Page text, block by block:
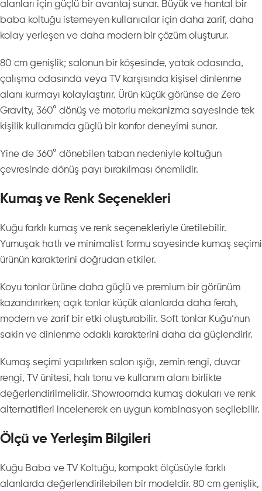
alanları için güçlü bir avantaj sunar. Büyük ve hantal bir
baba koltuğu istemeyen kullanıcılar için daha zarif, daha
kolay yerleşen ve daha modern bir çözüm oluşturur.
80 cm genişlik; salonun bir köşesinde, yatak odasında,
çalışma odasında veya TV karşısında kişisel dinlenme
alanı kurmayı kolaylaştırır. Ürün küçük görünse de Zero
Gravity, 360° dönüş ve motorlu mekanizma sayesinde tek
kişilik kullanımda güçlü bir konfor deneyimi sunar.
Yine de 360° dönebilen taban nedeniyle koltuğun
çevresinde dönüş payı bırakılması önemlidir.
Kumaş ve Renk Seçenekleri
Kuğu farklı kumaş ve renk seçenekleriyle üretilebilir.
Yumuşak hatlı ve minimalist formu sayesinde kumaş seçimi
ürünün karakterini doğrudan etkiler.
Koyu tonlar ürüne daha güçlü ve premium bir görünüm
kazandırırken; açık tonlar küçük alanlarda daha ferah,
modern ve zarif bir etki oluşturabilir. Soft tonlar Kuğu’nun
sakin ve dinlenme odaklı karakterini daha da güçlendirir.
Kumaş seçimi yapılırken salon ışığı, zemin rengi, duvar
rengi, TV ünitesi, halı tonu ve kullanım alanı birlikte
değerlendirilmelidir. Showroomda kumaş dokuları ve renk
alternatifleri incelenerek en uygun kombinasyon seçilebilir.
Ölçü ve Yerleşim Bilgileri
Kuğu Baba ve TV Koltuğu, kompakt ölçüsüyle farklı
alanlarda değerlendirilebilen bir modeldir. 80 cm genişlik,